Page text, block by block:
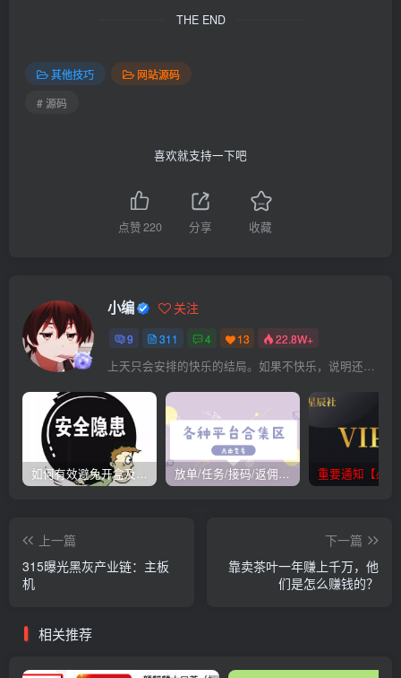
THE END
其他技巧
网站源码
# 源码
喜欢就支持一下吧
点赞220 分享 收藏
小编 关注
9 311 4 13 22.8W+
上天只会安排的快乐的结局。如果不快乐，说明还不是最后结局
如何有效避免开盒及开盒流程 放单/任务/接码/返佣/平台/合集 重要通知【必
上一篇
315曝光黑灰产业链：主板
机
下一篇
靠卖茶叶一年赚上千万，他
们是怎么赚钱的？
相关推荐